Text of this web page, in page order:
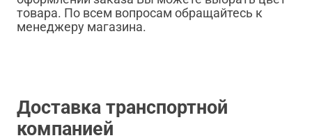
товара. По всем вопросам обращайтесь к
менеджеру магазина.
Доставка транспортной
компанией